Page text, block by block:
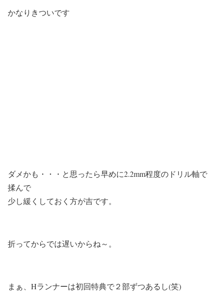
かなりきついです
ダメかも・・・と思ったら早めに2.2mm程度のドリル軸で
揉んで
少し緩くしておく方が吉です。
折ってからでは遅いからね～。
まぁ、Hランナーは初回特典で２部ずつあるし(笑)